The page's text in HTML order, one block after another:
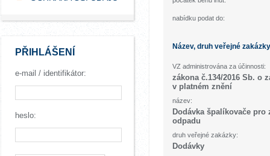
PŘIHLÁŠENÍ
e-mail / identifikátor:
heslo:
nabídku podat do:
Název, druh veřejné
VZ administrována za účinnosti:
zákona č.134/2016 Sb. o
v platném znění
název:
Dodávka špalíkovače
odpadu
druh veřejné zakázky:
Dodávky